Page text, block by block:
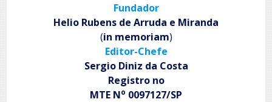
Fundador
Helio Rubens de Arruda e Miranda
(in memoriam)
Editor-Chefe
Sergio Diniz da Costa
Registro no
MTE No 0097127/SP